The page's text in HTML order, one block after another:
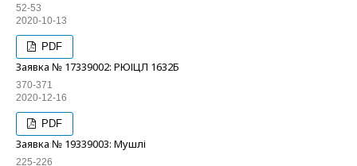
52-53
2020-10-13
PDF
Заявка № 17339002: РЮІЦЛ 1632Б
370-371
2020-12-16
PDF
Заявка № 19339003: Мушлі
225-226